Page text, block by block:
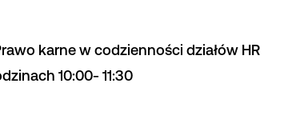
karne w codzienności działów HR
10:00- 11:30